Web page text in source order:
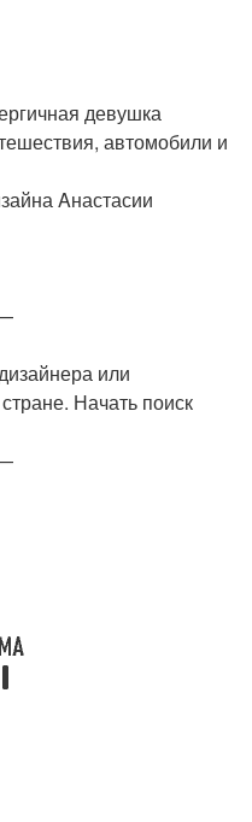
девушка
автомобили и
Aнастасии
или
Начать поиск